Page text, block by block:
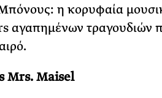
Μπόνους: η κορυφαία
αγαπημένων τραγουδιών
Mrs. Maisel